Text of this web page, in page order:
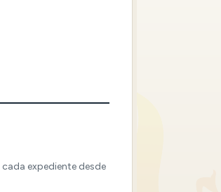
expediente desde